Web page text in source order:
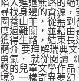
陷入進退無路的
尋找身邊的資源，
圈養山羊，從無
度過難關，並藉
獲得生路，結束長
簡介 要理解瑞典
勇氣， 就從閱讀
獎的兒童文學作品
境》一樣奇異夢幻